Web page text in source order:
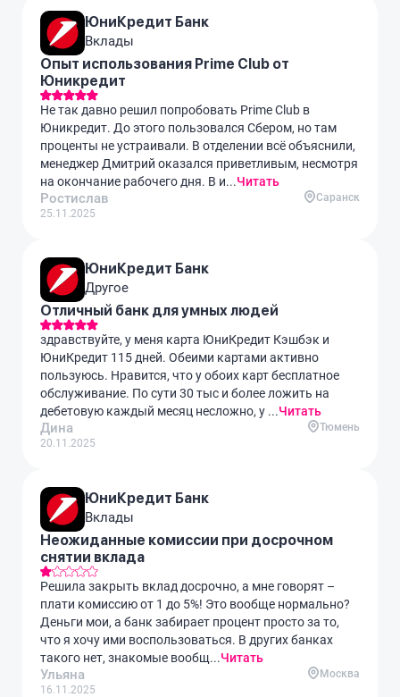
ЮниКредит Банк
Вклады
Опыт использования Prime Club от
Юникредит
Не так давно решил попробовать Prime Club в
Юникредит. До этого пользовался Сбером, но там
проценты не устраивали. В отделении всё объяснили,
менеджер Дмитрий оказался приветливым, несмотря
на окончание рабочего дня. В и...Читать
Ростислав
25.11.2025
Саранск
ЮниКредит Банк
Другое
Отличный банк для умных людей
здравствуйте, у меня карта ЮниКредит Кэшбэк и
ЮниКредит 115 дней. Обеими картами активно
пользуюсь. Нравится, что у обоих карт бесплатное
обслуживание. По сути 30 тыс и более ложить на
дебетовую каждый месяц несложно, у ...Читать
Дина
20.11.2025
Тюмень
ЮниКредит Банк
Вклады
Неожиданные комиссии при досрочном
снятии вклада
Решила закрыть вклад досрочно, а мне говорят –
плати комиссию от 1 до 5%! Это вообще нормально?
Деньги мои, а банк забирает процент просто за то,
что я хочу ими воспользоваться. В других банках
такого нет, знакомые вообщ...Читать
Ульяна
16.11.2025
Москва